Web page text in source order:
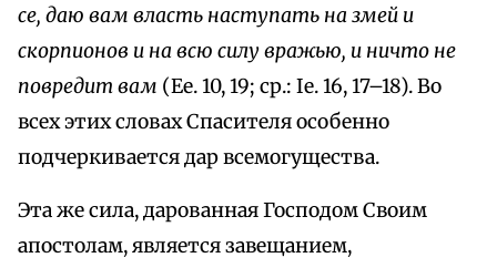
се, даю вам власть наступать на змей и
скорпионов и на всю силу вражью, и ничто не
повредит вам (Ee. 10, 19; ср.: Ie. 16, 17–18). Во
всех этих словах Спасителя особенно
подчеркивается дар всемогущества.
Эта же сила, дарованная Господом Своим
апостолам, является завещанием,